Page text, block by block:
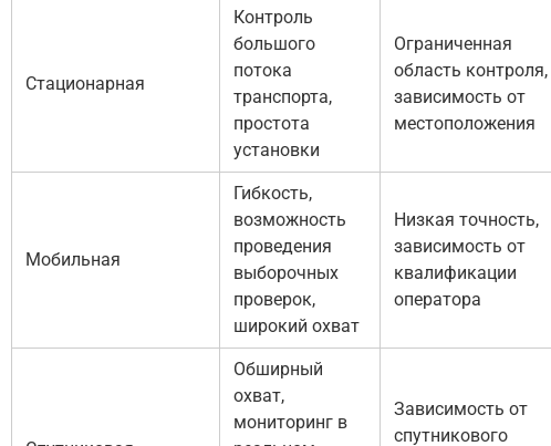
Стационарная
Контроль
большого
потока
транспорта,
простота
установки
Ограниченная
область контроля,
зависимость от
местоположения
Мобильная
Гибкость,
возможность
проведения
выборочных
проверок,
широкий охват
Низкая точность,
зависимость от
квалификации
оператора
Обширный
охват,
мониторинг в
Зависимость от
спутникового